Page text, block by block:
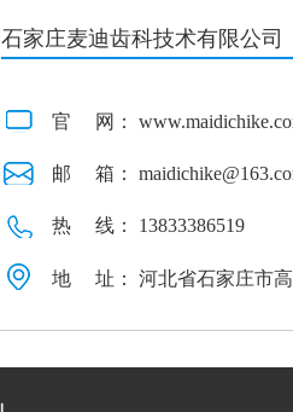
石家庄麦迪齿科技术有限公司
官 网：
邮 箱：
热 线： 13833386519
地 址： 河北省石家庄市